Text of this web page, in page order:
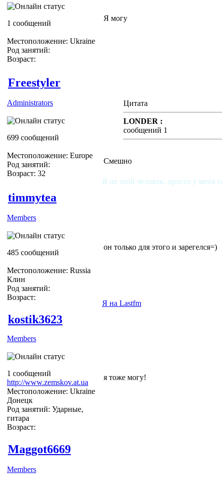
1 сообщений
Местоположение: Ukraine
Род занятий:
Возраст:
Я могу
Freestyler
Administrators
699 сообщений
Местоположение: Europe
Род занятий:
Возраст: 32
Цитата
LONDER :
сообщений 1
Смешно
Я не злой человек, просто у меня
timmytea
Members
485 сообщений
Местоположение: Russia
Клин
Род занятий:
Возраст:
он только для этого и зарегелся=)
Я на Lastfm
kostik3623
Members
1 сообщений
http://www.zemskov.at.ua
Местоположение: Ukraine
Донецк
Род занятий: Ударные,
гитара
Возраст:
я тоже могу!
Maggot6669
Members